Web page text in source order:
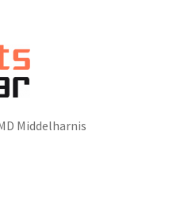
Middelharnis